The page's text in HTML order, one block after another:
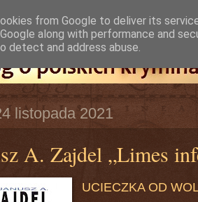
listopada 2021
A. Zajdel „Limes
UCIECZKA OD
from Google to deliver its
along with performance and
detect and address abuse.